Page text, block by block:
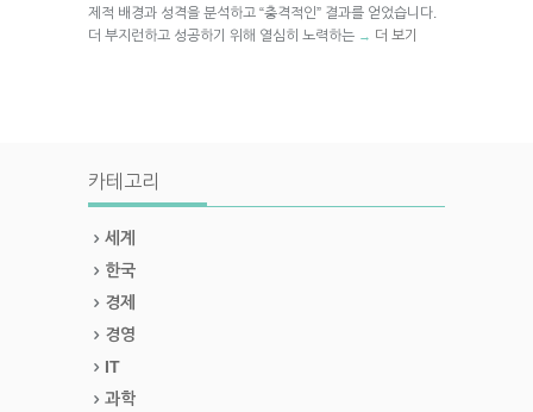
제적 배경과 성격을 분석하고 “충격적인” 결과를 얻었습니다.
더 부지런하고 성공하기 위해 열심히 노력하는 → 더 보기
카테고리
세계
한국
경제
경영
IT
과학